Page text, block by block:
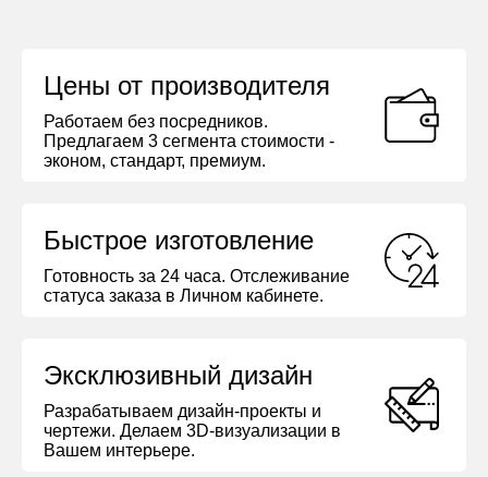
Цены от производителя
Работаем без посредников.
Предлагаем 3 сегмента стоимости -
эконом, стандарт, премиум.
Быстрое изготовление
Готовность за 24 часа. Отслеживание
статуса заказа в Личном кабинете.
Эксклюзивный дизайн
Разрабатываем дизайн-проекты и
чертежи. Делаем 3D-визуализации в
Вашем интерьере.